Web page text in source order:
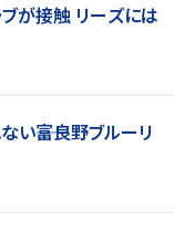
が接触 リーズには
い――富良野ブルーリ